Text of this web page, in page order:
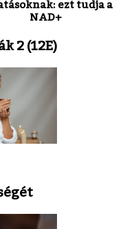
ezt tudja a
NAD+
2 (12E)